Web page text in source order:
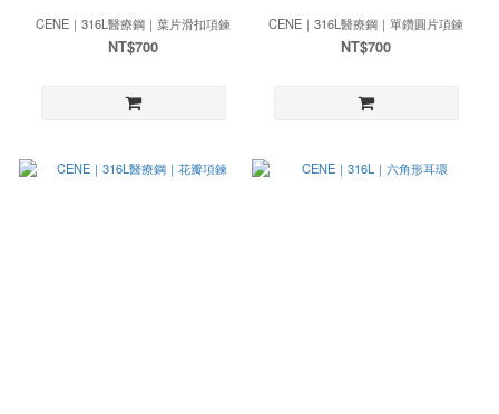
CENE｜316L醫療鋼｜葉片滑扣項鍊
NT$700
CENE｜316L醫療鋼｜單鑽圓片項鍊
NT$700